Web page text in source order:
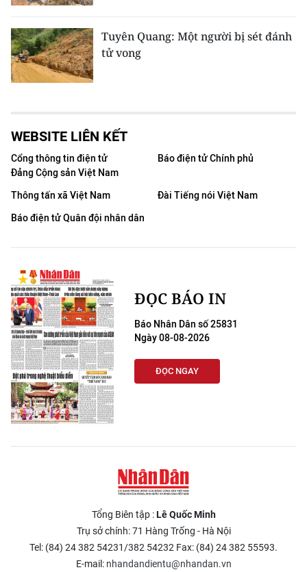
Tuyên Quang: Một người bị sét đánh
tử vong
WEBSITE LIÊN KẾT
Cổng thông tin điện tử
Đảng Cộng sản Việt Nam
Báo điện tử Chính phủ
Thông tấn xã Việt Nam
Đài Tiếng nói Việt Nam
Báo điện tử Quân đội nhân dân
ĐỌC BÁO IN
Báo Nhân Dân số 25831
Ngày 08-08-2026
ĐỌC NGAY
Tổng Biên tập :Lê Quốc Minh
Trụ sở chính: 71 Hàng Trống - Hà Nội
Tel: (84) 24 382 54231/382 54232 Fax: (84) 24 382 55593.
E-mail: nhandandientu@nhandan.vn